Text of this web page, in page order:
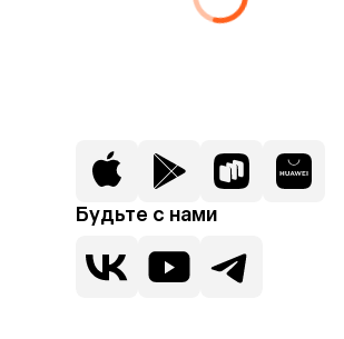
Будьте с нами